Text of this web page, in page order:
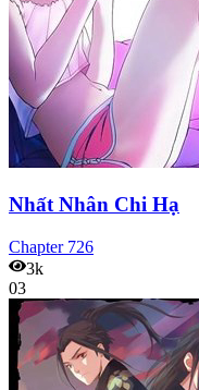
Nhất Nhân Chi Hạ
Chapter 726
3k
03